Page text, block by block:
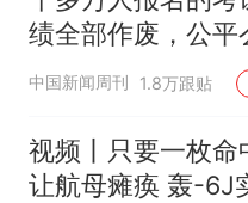
5万的
的抢
热 十
绩全部作废，公平
中国新闻周刊 1.8万跟贴
视频丨只要一枚命
让航母瘫痪 轰-6J